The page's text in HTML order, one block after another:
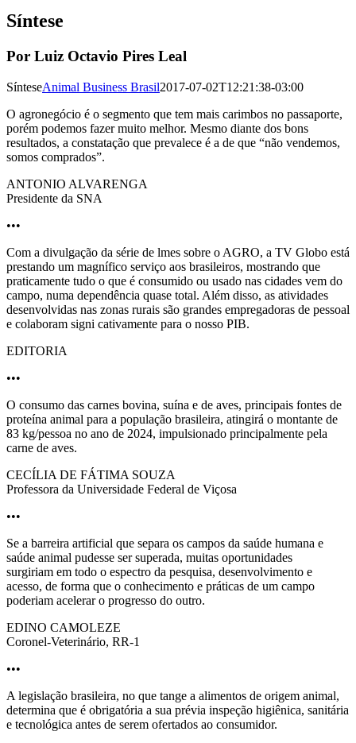
Síntese
Por Luiz Octavio Pires Leal
SínteseAnimal Business Brasil2017-07-02T12:21:38-03:00
O agronegócio é o segmento que tem mais carimbos no passaporte,
porém podemos fazer muito melhor. Mesmo diante dos bons
resultados, a constatação que prevalece é a de que “não vendemos,
somos comprados”.
ANTONIO ALVARENGA
Presidente da SNA
•••
Com a divulgação da série de lmes sobre o AGRO, a TV Globo está
prestando um magnífico serviço aos brasileiros, mostrando que
praticamente tudo o que é consumido ou usado nas cidades vem do
campo, numa dependência quase total. Além disso, as atividades
desenvolvidas nas zonas rurais são grandes empregadoras de pessoal
e colaboram signi cativamente para o nosso PIB.
EDITORIA
•••
O consumo das carnes bovina, suína e de aves, principais fontes de
proteína animal para a população brasileira, atingirá o montante de
83 kg/pessoa no ano de 2024, impulsionado principalmente pela
carne de aves.
CECÍLIA DE FÁTIMA SOUZA
Professora da Universidade Federal de Viçosa
•••
Se a barreira artificial que separa os campos da saúde humana e
saúde animal pudesse ser superada, muitas oportunidades
surgiriam em todo o espectro da pesquisa, desenvolvimento e
acesso, de forma que o conhecimento e práticas de um campo
poderiam acelerar o progresso do outro.
EDINO CAMOLEZE
Coronel-Veterinário, RR-1
•••
A legislação brasileira, no que tange a alimentos de origem animal,
determina que é obrigatória a sua prévia inspeção higiênica, sanitária
e tecnológica antes de serem ofertados ao consumidor.